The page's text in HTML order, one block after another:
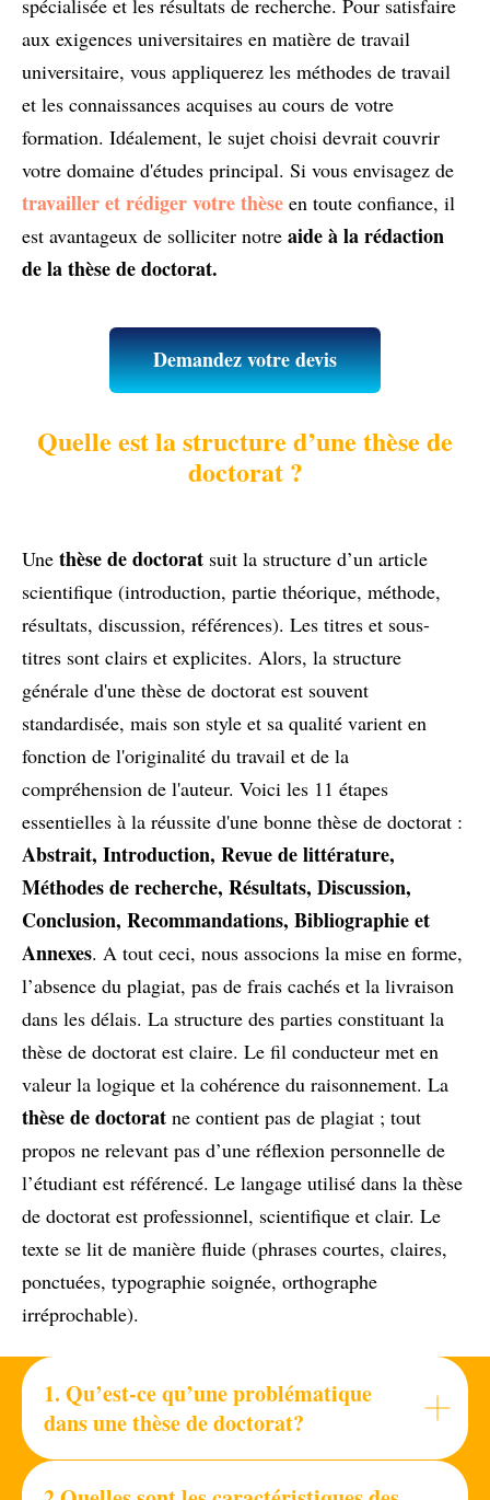
spécialisée et les résultats de recherche. Pour satisfaire
aux exigences universitaires en matière de travail
universitaire, vous appliquerez les méthodes de travail
et les connaissances acquises au cours de votre
formation. Idéalement, le sujet choisi devrait couvrir
votre domaine d'études principal. Si vous envisagez de
travailler et rédiger votre thèse en toute confiance, il
est avantageux de solliciter notre aide à la rédaction
de la thèse de doctorat.
Demandez votre devis
Quelle est la structure d’une thèse de
doctorat ?
Une thèse de doctorat suit la structure d’un article
scientifique (introduction, partie théorique, méthode,
résultats, discussion, références). Les titres et sous-
titres sont clairs et explicites. Alors, la structure
générale d'une thèse de doctorat est souvent
standardisée, mais son style et sa qualité varient en
fonction de l'originalité du travail et de la
compréhension de l'auteur. Voici les 11 étapes
essentielles à la réussite d'une bonne thèse de doctorat :
Abstrait, Introduction, Revue de littérature,
Méthodes de recherche, Résultats, Discussion,
Conclusion, Recommandations, Bibliographie et
Annexes. A tout ceci, nous associons la mise en forme,
l’absence du plagiat, pas de frais cachés et la livraison
dans les délais. La structure des parties constituant la
thèse de doctorat est claire. Le fil conducteur met en
valeur la logique et la cohérence du raisonnement. La
thèse de doctorat ne contient pas de plagiat ; tout
propos ne relevant pas d’une réflexion personnelle de
l’étudiant est référencé. Le langage utilisé dans la thèse
de doctorat est professionnel, scientifique et clair. Le
texte se lit de manière fluide (phrases courtes, claires,
ponctuées, typographie soignée, orthographe
irréprochable).
1. Qu’est-ce qu’une problématique
dans une thèse de doctorat?